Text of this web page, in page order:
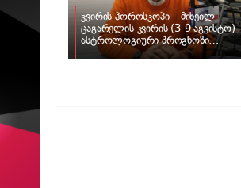
კვირის ჰოროსკოპი – მიხეილ
ცაგარელის კვირის (3-9 აგვისტო)
ასტროლოგიური პროგნოზი
ზოდიაქოს ნიშნებისთვის